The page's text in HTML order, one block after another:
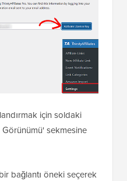
için soldaki
sekmesine
bağlantı öneki seçerek